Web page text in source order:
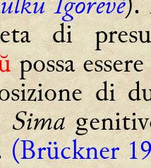
di
possa
di
Sima
(Brückner